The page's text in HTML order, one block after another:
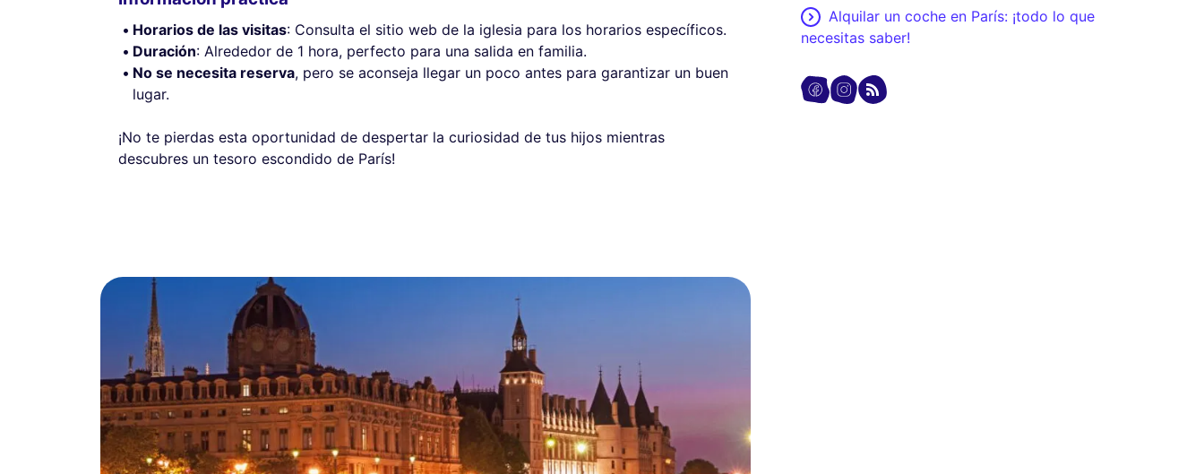
Horarios de las visitas: Consulta el sitio web de la iglesia para los horarios específicos.
Duración: Alrededor de 1 hora, perfecto para una salida en familia.
No se necesita reserva, pero se aconseja llegar un poco antes para garantizar un buen
lugar.
¡No te pierdas esta oportunidad de despertar la curiosidad de tus hijos mientras
descubres un tesoro escondido de París!
Alquilar un coche en París: ¡todo lo que
necesitas saber!